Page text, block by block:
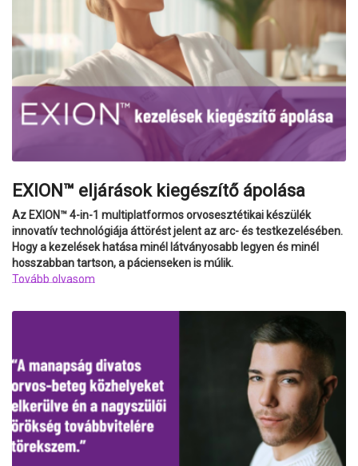
EXION™ eljárások kiegészítő ápolása
Az EXION™ 4-in-1 multiplatformos orvosesztétikai készülék
innovatív technológiája áttörést jelent az arc- és testkezelésében.
Hogy a kezelések hatása minél látványosabb legyen és minél
hosszabban tartson, a pácienseken is múlik.
Tovább olvasom